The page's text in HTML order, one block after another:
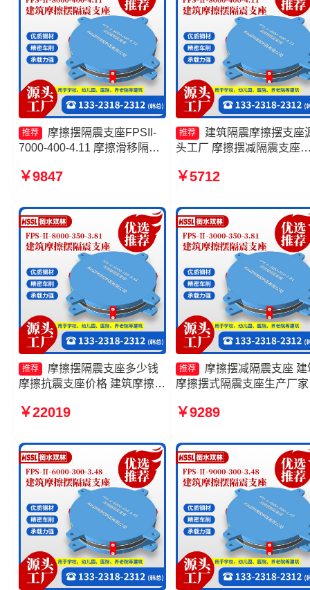
推荐
摩擦摆隔震支座FPSII-
7000-400-4.11 摩擦滑移隔震
型支座源头工厂 建筑摩擦摆式
￥9847
推荐
建筑隔震摩擦摆支座
头工厂 摩擦摆减隔震支座
擦摆支座源头工厂 建筑摩
￥5712
推荐
摩擦摆隔震支座多少钱
摩擦抗震支座价格 建筑摩擦摆
摩擦摆支座
￥22019
推荐
摩擦摆减隔震支座 建
摩擦摆式隔震支座生产厂
支座FPSII-5000-400-4.11
￥9289